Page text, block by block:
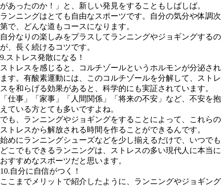
があったのか！」と、新しい発見をすることもしばしば。
ランニングはとても自由なスポーツです。自分の気分や体調次
第で、どんな道もコースになります。
自分なりの楽しみをプラスしてランニングやジョギングするの
が、長く続けるコツです。
9.ストレス発散になる！
ストレスを感じると、コルチゾールというホルモンが分泌され
ます。有酸素運動には、このコルチゾールを分解して、ストレ
スを和らげる効果があると、科学的にも実証されています。
「仕事」「家事」「人間関係」「将来の不安」など、不安を抱
えている方とても多いですよね。
でも、ランニングやジョギングをすることによって、これらの
ストレスから解放される時間を作ることができるんです。
始めにランニングシューズなどを少し揃えるだけで、いつでも
どこでもできるランニングは、ストレスの多い現代人に本当に
おすすめなスポーツだと思います。
10.自分に自信がつく！
ここまでメリットで紹介したように、ランニングやジョギング